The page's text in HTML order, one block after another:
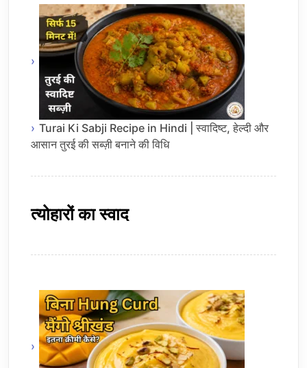
Turai Ki Sabji Recipe in Hindi | स्वादिष्ट, हेल्दी और
आसान तुरई की सब्ज़ी बनाने की विधि
त्योहारों का स्वाद